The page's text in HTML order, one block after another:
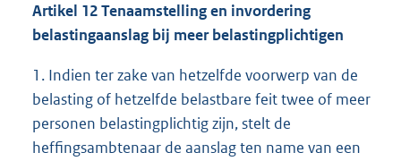
Artikel 12 Tenaamstelling en invordering
belastingaanslag bij meer belastingplichtigen
1. Indien ter zake van hetzelfde voorwerp van de
belasting of hetzelfde belastbare feit twee of meer
personen belastingplichtig zijn, stelt de
heffingsambtenaar de aanslag ten name van een